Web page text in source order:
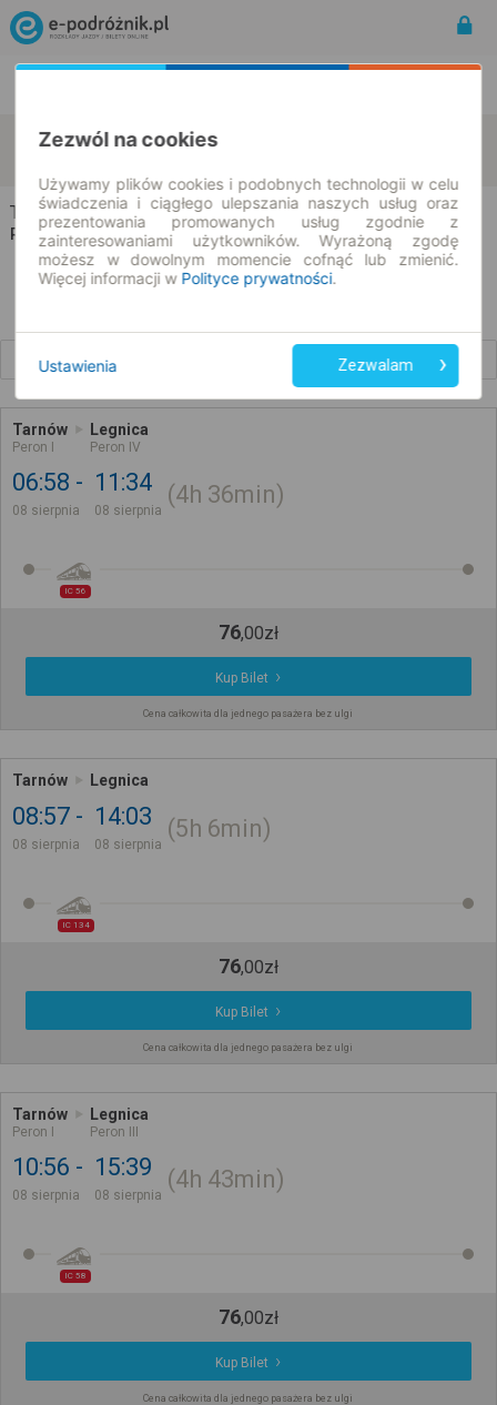
Tarnów Legnica
Tarnów → Legnica
Rozkład jazdy i bilety
Tarnów
Peron I
Legnica
Peron IV
06:58
08 sierpnia
11:34
08 sierpnia
4h 36min
IC 56
76,00zł
Kup Bilet
Cena całkowita dla jednego pasażera bez ulgi
Tarnów Legnica
08:57
08 sierpnia
14:03
08 sierpnia
5h 6min
IC 134
76,00zł
Kup Bilet
Cena całkowita dla jednego pasażera bez ulgi
Tarnów
Peron I
Legnica
Peron III
10:56
08 sierpnia
15:39
08 sierpnia
4h 43min
IC 58
76,00zł
Kup Bilet
Cena całkowita dla jednego pasażera bez ulgi
Zezwól na cookies
Używamy plików cookies i podobnych technologii w celu
świadczenia i ciągłego ulepszania naszych usług oraz
prezentowania promowanych usług zgodnie z
zainteresowaniami użytkowników. Wyrażoną zgodę
możesz w dowolnym momencie cofnąć lub zmienić.
Więcej informacji w Polityce prywatności.
Ustawienia Zezwalam